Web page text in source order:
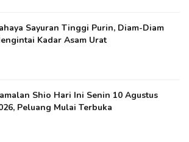
Sayuran Tinggi Purin, Diam-Diam
Kadar Asam Urat
Shio Hari Ini Senin 10 Agustus
Peluang Mulai Terbuka